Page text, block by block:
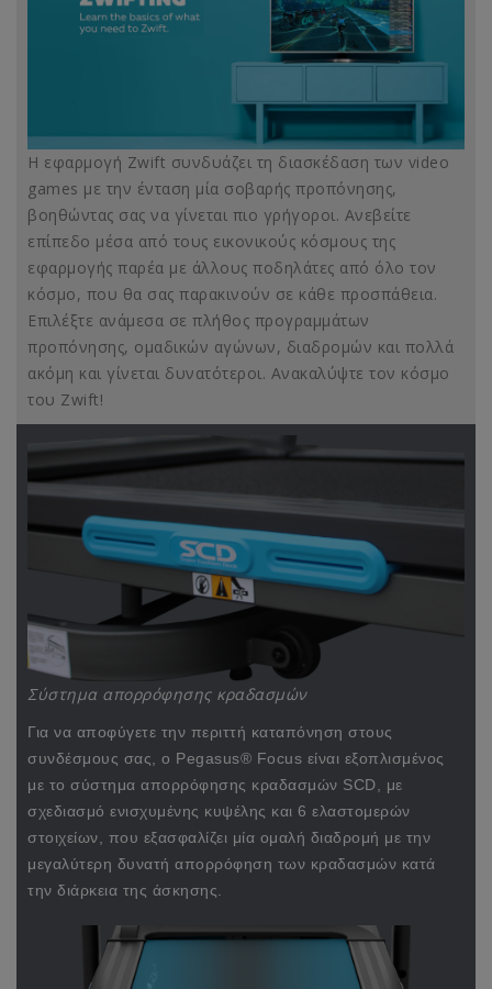
Η εφαρμογή Zwift συνδυάζει τη διασκέδαση των video
games με την ένταση μία σοβαρής προπόνησης,
βοηθώντας σας να γίνεται πιο γρήγοροι. Ανεβείτε
επίπεδο μέσα από τους εικονικούς κόσμους της
εφαρμογής παρέα με άλλους ποδηλάτες από όλο τον
κόσμο, που θα σας παρακινούν σε κάθε προσπάθεια.
Επιλέξτε ανάμεσα σε πλήθος προγραμμάτων
προπόνησης, ομαδικών αγώνων, διαδρομών και πολλά
ακόμη και γίνεται δυνατότεροι. Ανακαλύψτε τον κόσμο
του Zwift!
Σύστημα απορρόφησης κραδασμών
Για να αποφύγετε την περιττή καταπόνηση στους
συνδέσμους σας, ο Pegasus® Focus είναι εξοπλισμένος
με το σύστημα απορρόφησης κραδασμών SCD, με
σχεδιασμό ενισχυμένης κυψέλης και 6 ελαστομερών
στοιχείων, που εξασφαλίζει μία ομαλή διαδρομή με την
μεγαλύτερη δυνατή απορρόφηση των κραδασμών κατά
την διάρκεια της άσκησης.